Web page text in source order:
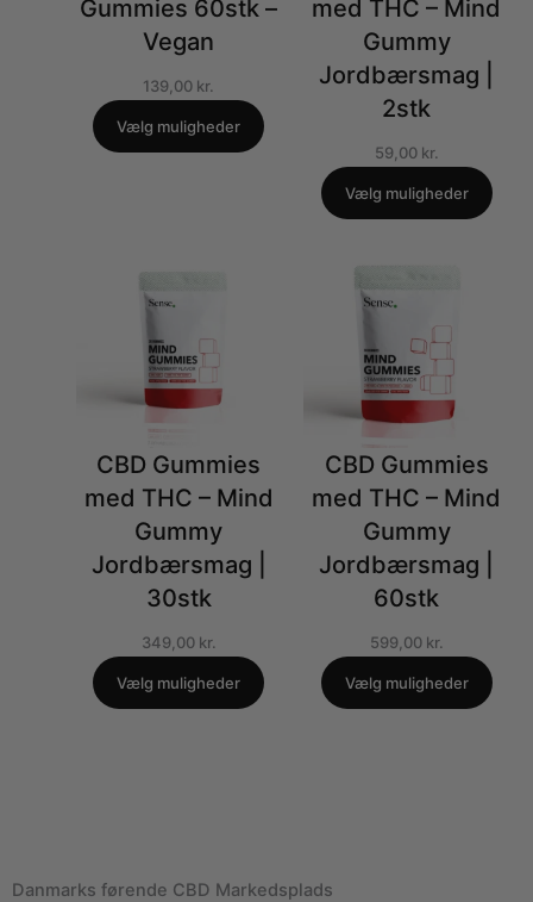
Gummies 60stk –
Vegan
139,00 kr.
Vælg muligheder
med THC – Mind
Gummy
Jordbærsmag |
2stk
59,00 kr.
Vælg muligheder
CBD Gummies
med THC – Mind
Gummy
Jordbærsmag |
30stk
349,00 kr.
Vælg muligheder
CBD Gummies
med THC – Mind
Gummy
Jordbærsmag |
60stk
599,00 kr.
Vælg muligheder
Danmarks førende CBD Markedsplads